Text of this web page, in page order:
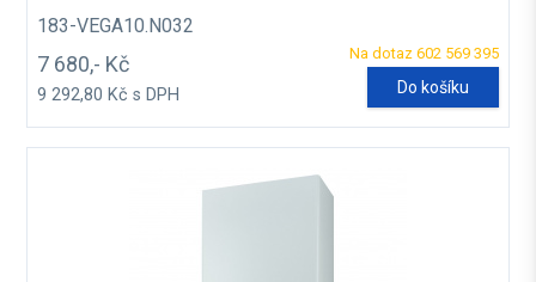
183-VEGA10.N032
Na dotaz 602 569 395
7 680,- Kč
9 292,80 Kč s DPH Do košíku